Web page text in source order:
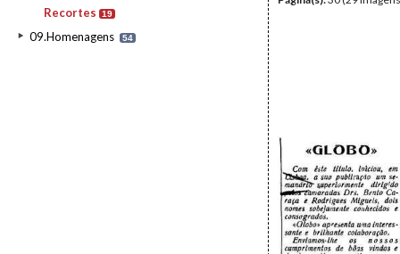
Recortes 19
09.Homenagens 54